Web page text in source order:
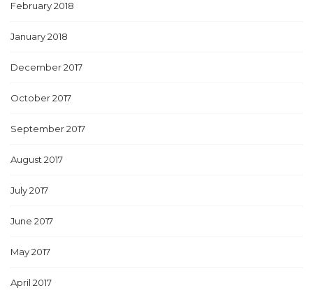
February 2018
January 2018
December 2017
October 2017
September 2017
August 2017
July 2017
June 2017
May 2017
April 2017